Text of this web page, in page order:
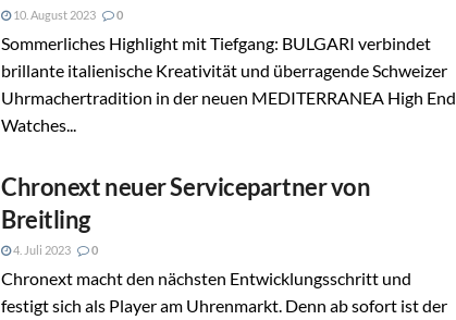
10. August 2023 0
Sommerliches Highlight mit Tiefgang: BULGARI verbindet
brillante italienische Kreativität und überragende Schweizer
Uhrmachertradition in der neuen MEDITERRANEA High End
Watches...
Chronext neuer Servicepartner von
Breitling
4. Juli 2023 0
Chronext macht den nächsten Entwicklungsschritt und
festigt sich als Player am Uhrenmarkt. Denn ab sofort ist der